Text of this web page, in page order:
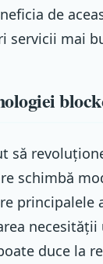
de
servicii mai
să
schimbă
principalele
duce la